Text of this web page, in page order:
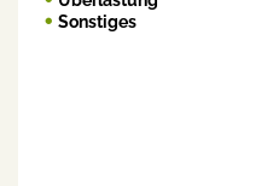
Sonstiges